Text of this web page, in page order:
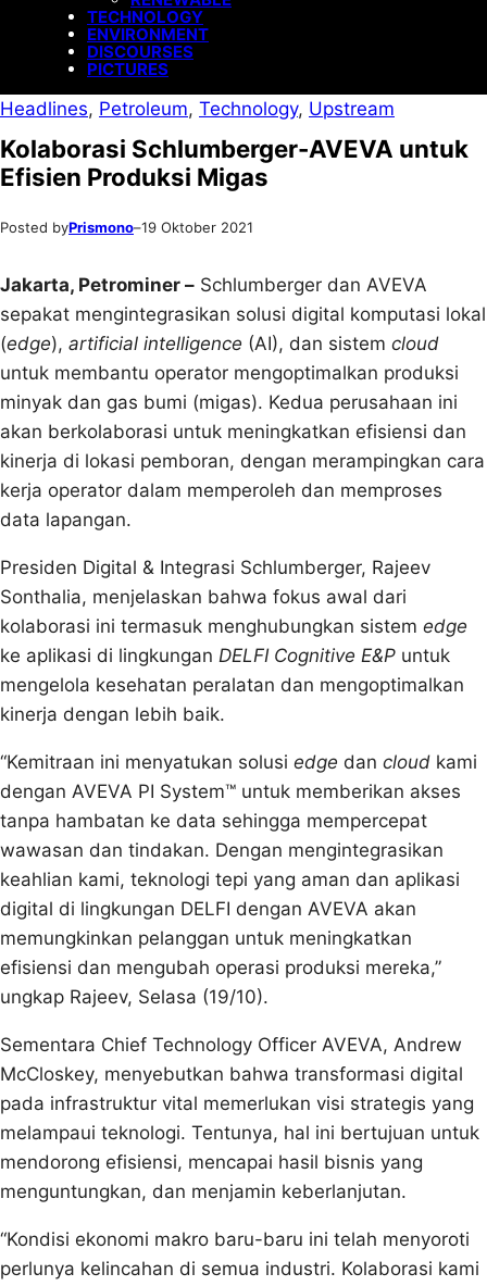
TECHNOLOGY
ENVIRONMENT
DISCOURSES
PICTURES
Headlines, Petroleum, Technology, Upstream
Kolaborasi Schlumberger-AVEVA untuk
Efisien Produksi Migas
Posted byPrismono–19 Oktober 2021
Jakarta, Petrominer – Schlumberger dan AVEVA
sepakat mengintegrasikan solusi digital komputasi lokal
(edge), artificial intelligence (AI), dan sistem cloud
untuk membantu operator mengoptimalkan produksi
minyak dan gas bumi (migas). Kedua perusahaan ini
akan berkolaborasi untuk meningkatkan efisiensi dan
kinerja di lokasi pemboran, dengan merampingkan cara
kerja operator dalam memperoleh dan memproses
data lapangan.
Presiden Digital & Integrasi Schlumberger, Rajeev
Sonthalia, menjelaskan bahwa fokus awal dari
kolaborasi ini termasuk menghubungkan sistem edge
ke aplikasi di lingkungan DELFI Cognitive E&P untuk
mengelola kesehatan peralatan dan mengoptimalkan
kinerja dengan lebih baik.
“Kemitraan ini menyatukan solusi edge dan cloud kami
dengan AVEVA PI System™ untuk memberikan akses
tanpa hambatan ke data sehingga mempercepat
wawasan dan tindakan. Dengan mengintegrasikan
keahlian kami, teknologi tepi yang aman dan aplikasi
digital di lingkungan DELFI dengan AVEVA akan
memungkinkan pelanggan untuk meningkatkan
efisiensi dan mengubah operasi produksi mereka,”
ungkap Rajeev, Selasa (19/10).
Sementara Chief Technology Officer AVEVA, Andrew
McCloskey, menyebutkan bahwa transformasi digital
pada infrastruktur vital memerlukan visi strategis yang
melampaui teknologi. Tentunya, hal ini bertujuan untuk
mendorong efisiensi, mencapai hasil bisnis yang
menguntungkan, dan menjamin keberlanjutan.
“Kondisi ekonomi makro baru-baru ini telah menyoroti
perlunya kelincahan di semua industri. Kolaborasi kami